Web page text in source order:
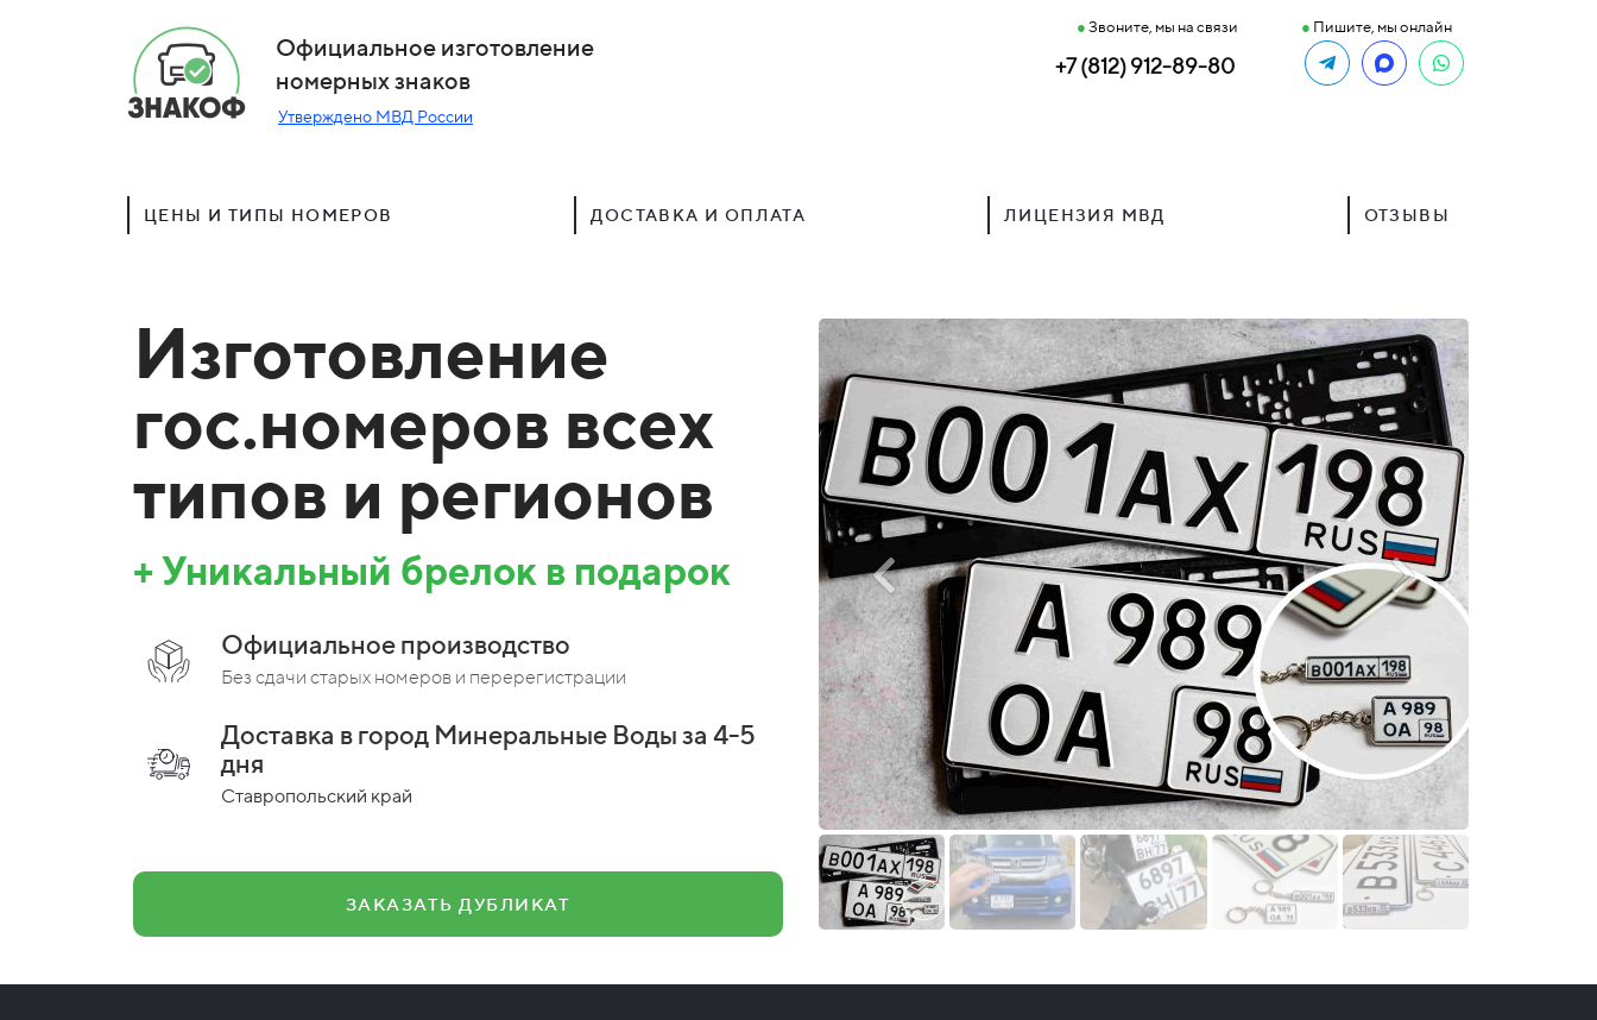
Официальное изготовление
номерных знаков
Утверждено МВД России
● Звоните, мы на связи
+7 (812) 912-89-80
● Пишите, мы онлайн
ЦЕНЫ И ТИПЫ НОМЕРОВ ДОСТАВКА И ОПЛАТА ЛИЦЕНЗИЯ МВД ОТЗЫВЫ
Изготовление
гос.номеров всех
типов и регионов
+ Уникальный брелок в подарок
Официальное производство
Без сдачи старых номеров и перерегистрации
Доставка в город Минеральные Воды за 4-5
дня
Ставропольский край
ЗАКАЗАТЬ ДУБЛИКАТ